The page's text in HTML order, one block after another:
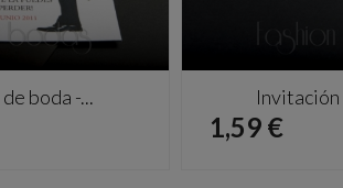
boda -... Invitación
Precio
1,59 €